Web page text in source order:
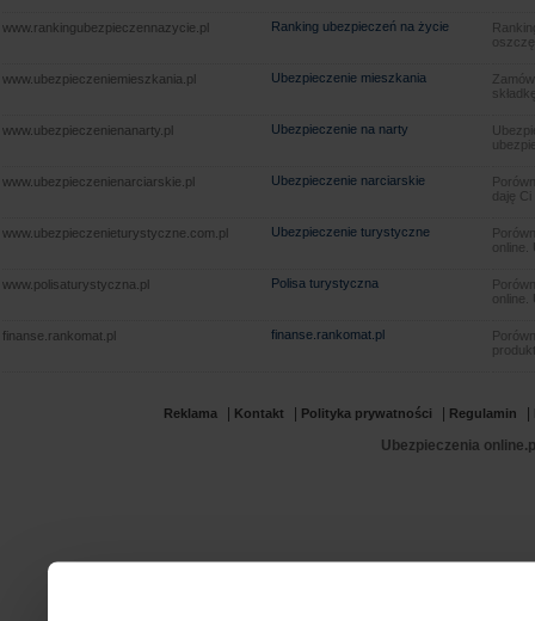
www.rankingubezpieczennazycie.pl Ranking ubezpieczeń na życie
www.ubezpieczeniemieszkania.pl Ubezpieczenie mieszkania
www.ubezpieczenienanarty.pl Ubezpieczenie na narty
www.ubezpieczenienarciarskie.pl Ubezpieczenie narciarskie
daję
www.ubezpieczenieturystyczne.com.pl Ubezpieczenie turystyczne
www.polisaturystyczna.pl Polisa turystyczna
finanse.rankomat.pl finanse.rankomat.pl
Reklama Kontakt Polityka prywatności Regulamin
Ubezpieczenia